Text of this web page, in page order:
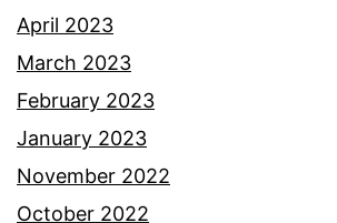
April 2023
March 2023
February 2023
January 2023
November 2022
October 2022